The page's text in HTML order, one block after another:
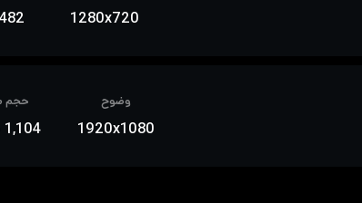
1280x720 482 مگابایت
وضوح
1920x1080
حجم
1,104 مگابایت